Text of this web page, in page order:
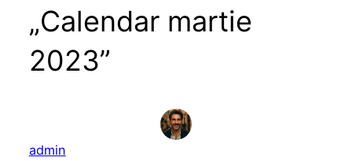
„Calendar martie
2023”
admin